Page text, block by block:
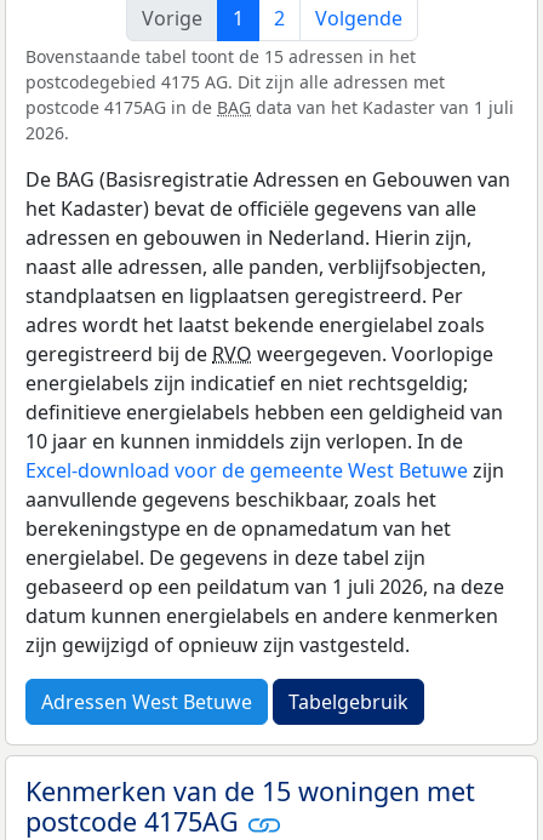
Vorige
1 2 Volgende
Bovenstaande tabel toont de 15 adressen in het
postcodegebied 4175 AG. Dit zijn alle adressen met
postcode 4175AG in de BAG data van het Kadaster van 1 juli
2026.
De BAG (Basisregistratie Adressen en Gebouwen van
het Kadaster) bevat de officiële gegevens van alle
adressen en gebouwen in Nederland. Hierin zijn,
naast alle adressen, alle panden, verblijfsobjecten,
standplaatsen en ligplaatsen geregistreerd. Per
adres wordt het laatst bekende energielabel zoals
geregistreerd bij de RVO weergegeven. Voorlopige
energielabels zijn indicatief en niet rechtsgeldig;
definitieve energielabels hebben een geldigheid van
10 jaar en kunnen inmiddels zijn verlopen. In de
Excel-download voor de gemeente West Betuwezijn
aanvullende gegevens beschikbaar, zoals het
berekeningstype en de opnamedatum van het
energielabel. De gegevens in deze tabel zijn
gebaseerd op een peildatum van 1 juli 2026, na deze
datum kunnen energielabels en andere kenmerken
zijn gewijzigd of opnieuw zijn vastgesteld.
Adressen West Betuwe Tabelgebruik
Kenmerken van de 15 woningen met
postcode 4175AG